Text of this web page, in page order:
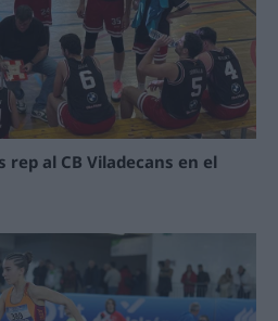
rep al CB Viladecans en el